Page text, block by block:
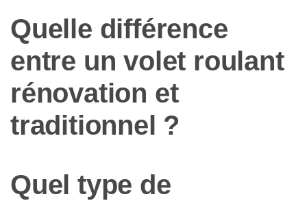
Quelle différence
entre un volet roulant
rénovation et
traditionnel ?
Quel type de